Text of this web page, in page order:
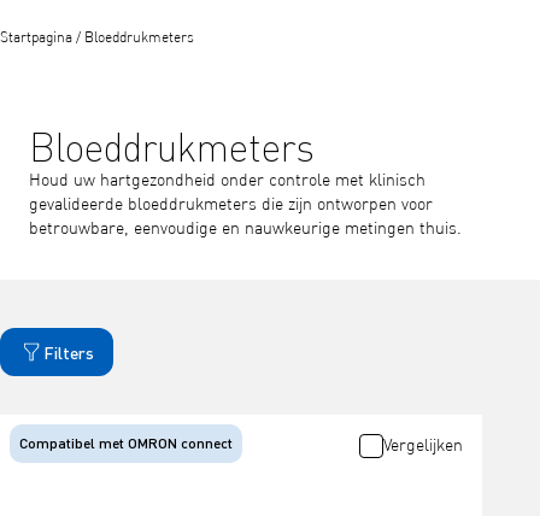
Startpagina / Bloeddrukmeters
Bloeddrukmeters
Houd uw hartgezondheid onder controle met klinisch
gevalideerde bloeddrukmeters die zijn ontworpen voor
betrouwbare, eenvoudige en nauwkeurige metingen thuis.
Filters
Compatibel met OMRON connect Vergelijken